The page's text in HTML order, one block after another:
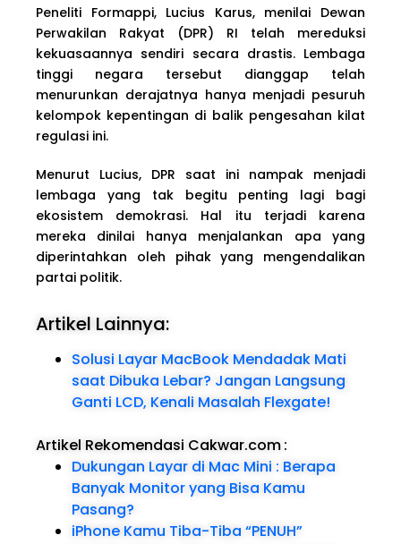
Peneliti Formappi, Lucius Karus, menilai Dewan
Perwakilan Rakyat (DPR) RI telah mereduksi
kekuasaannya sendiri secara drastis. Lembaga
tinggi negara tersebut dianggap telah
menurunkan derajatnya hanya menjadi pesuruh
kelompok kepentingan di balik pengesahan kilat
regulasi ini.
Menurut Lucius, DPR saat ini nampak menjadi
lembaga yang tak begitu penting lagi bagi
ekosistem demokrasi. Hal itu terjadi karena
mereka dinilai hanya menjalankan apa yang
diperintahkan oleh pihak yang mengendalikan
partai politik.
Artikel Lainnya:
Solusi Layar MacBook Mendadak Mati
saat Dibuka Lebar? Jangan Langsung
Ganti LCD, Kenali Masalah Flexgate!
Artikel Rekomendasi Cakwar.com:
Dukungan Layar di Mac Mini : Berapa
Banyak Monitor yang Bisa Kamu
Pasang?
iPhone Kamu Tiba-Tiba “PENUH”